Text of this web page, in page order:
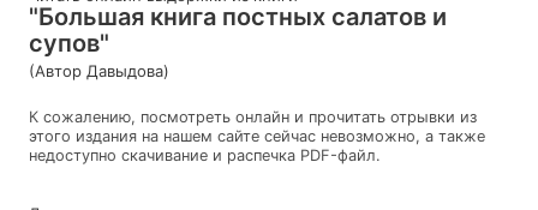
"Большая книга постных салатов и
супов"
(Автор Давыдова)
К сожалению, посмотреть онлайн и прочитать отрывки из
этого издания на нашем сайте сейчас невозможно, а также
недоступно скачивание и распечка PDF-файл.